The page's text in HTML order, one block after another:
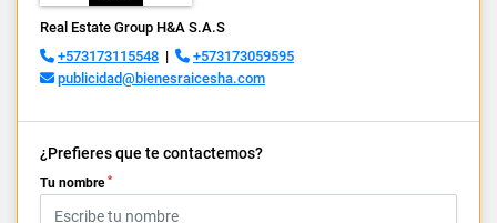
Real Estate Group H&A S.A.S
+573173115548 |
+573173059595
publicidad@bienesraicesha.com
¿Prefieres que te contactemos?
Tu nombre *